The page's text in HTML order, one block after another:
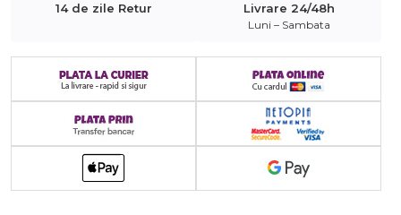
14 de zile Retur Livrare 24/48h
Luni – Sambata